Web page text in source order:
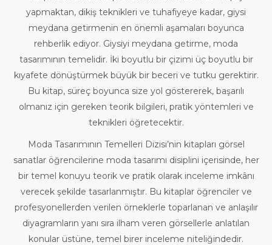
yapmaktan, dikiş teknikleri ve tuhafiyeye kadar, giysi
meydana getirmenin en önemli aşamaları boyunca
rehberlik ediyor. Giysiyi meydana getirme, moda
tasarımının temelidir. İki boyutlu bir çizimi üç boyutlu bir
kıyafete dönüştürmek büyük bir beceri ve tutku gerektirir.
Bu kitap, süreç boyunca size yol göstererek, başarılı
olmanız için gereken teorik bilgileri, pratik yöntemleri ve
teknikleri öğretecektir.
Moda Tasarımının Temelleri Dizisi’nin kitapları görsel
sanatlar öğrencilerine moda tasarımı disiplini içerisinde, her
bir temel konuyu teorik ve pratik olarak inceleme imkânı
verecek şekilde tasarlanmıştır. Bu kitaplar öğrenciler ve
profesyonellerden verilen örneklerle toparlanan ve anlaşılır
diyagramların yanı sıra ilham veren görsellerle anlatılan
konular üstüne, temel birer inceleme niteliğindedir.